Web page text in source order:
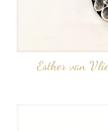
Esther van